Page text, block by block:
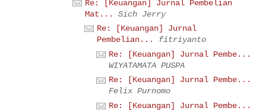
Re: [Keuangan] Jurnal Pembelian
Mat...
Sich Jerry
Re: [Keuangan] Jurnal
Pembelian...
fitriyanto
Re: [Keuangan] Jurnal Pembe...
WIYATAMATA PUSPA
Re: [Keuangan] Jurnal Pembe...
Felix Purnomo
Re: [Keuangan] Jurnal Pembe...